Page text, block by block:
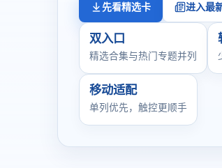
先看精选卡 进入最
双入口
精选合集与热门专题并列
移动适配
单列优先，触控更顺手